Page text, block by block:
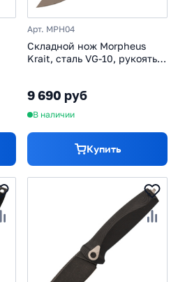
Арт. MPH04
Складной нож Morpheus
Krait, сталь VG-10, рукоять
9 690 руб
В наличии
Купить